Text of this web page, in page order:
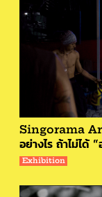
Singorama Art
อย่างไร ถ้าไม่ได้
Exhibition